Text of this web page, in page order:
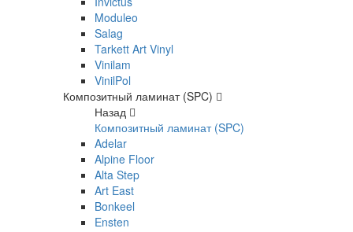
Moduleo
Salag
Tarkett Art Vinyl
Vinilam
VinilPol
Композитный ламинат (SPC)
Назад
Композитный ламинат (SPC)
Adelar
Alpine Floor
Alta Step
Art East
Bonkeel
Ensten